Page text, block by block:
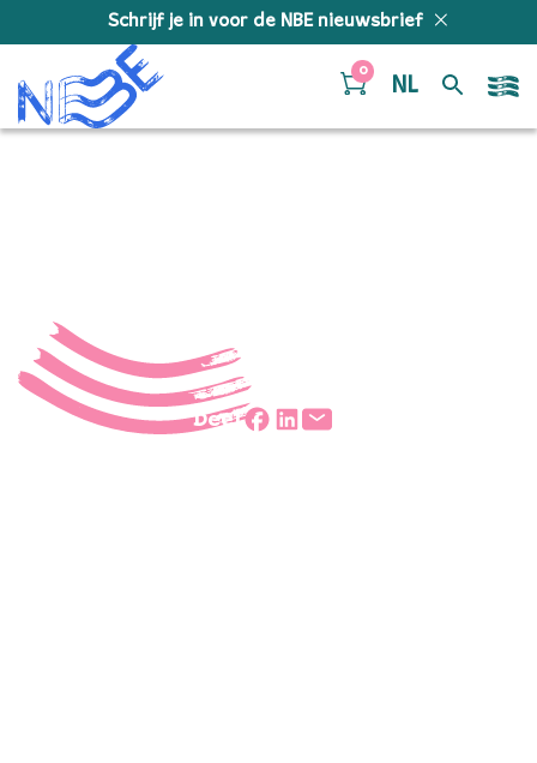
Schrijf je in voor de NBE nieuwsbrief
0
NL
Deel